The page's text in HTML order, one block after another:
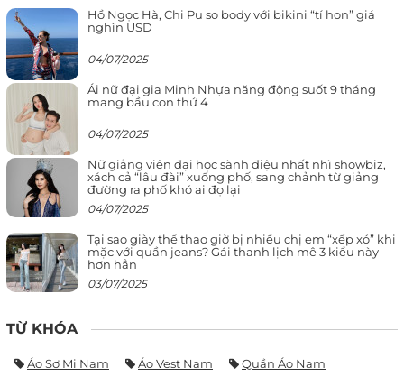
Hồ Ngọc Hà, Chi Pu so body với bikini “tí hon” giá
nghìn USD
04/07/2025
Ái nữ đại gia Minh Nhựa năng động suốt 9 tháng
mang bầu con thứ 4
04/07/2025
Nữ giảng viên đại học sành điệu nhất nhì showbiz,
xách cả “lâu đài” xuống phố, sang chảnh từ giảng
đường ra phố khó ai đọ lại
04/07/2025
Tại sao giày thể thao giờ bị nhiều chị em “xếp xó” khi
mặc với quần jeans? Gái thanh lịch mê 3 kiểu này
hơn hẳn
03/07/2025
TỪ KHÓA
Áo Sơ Mi Nam Áo Vest Nam Quần Áo Nam